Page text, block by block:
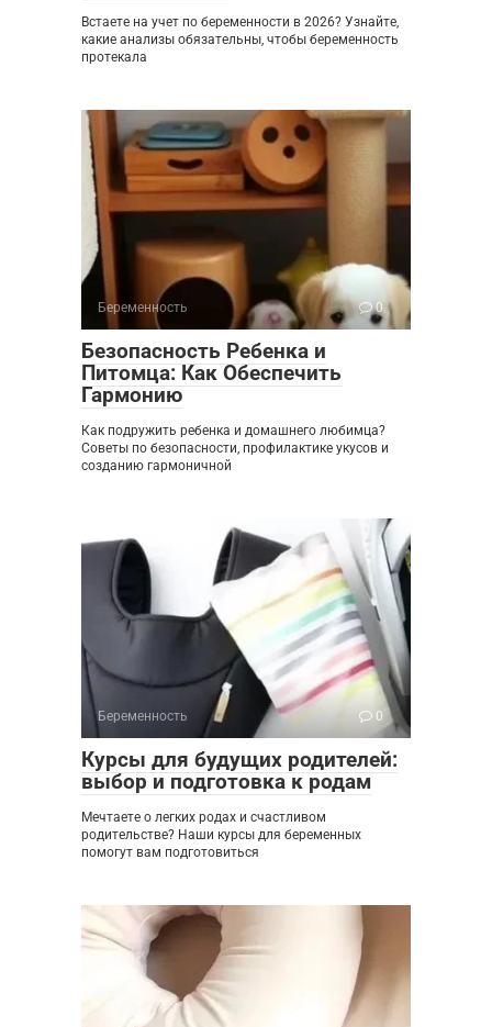
Встаете на учет по беременности в 2026? Узнайте,
какие анализы обязательны, чтобы беременность
протекала
Беременность 0
Безопасность Ребенка и
Питомца: Как Обеспечить
Гармонию
Как подружить ребенка и домашнего любимца?
Советы по безопасности, профилактике укусов и
созданию гармоничной
Беременность 0
Курсы для будущих родителей:
выбор и подготовка к родам
Мечтаете о легких родах и счастливом
родительстве? Наши курсы для беременных
помогут вам подготовиться